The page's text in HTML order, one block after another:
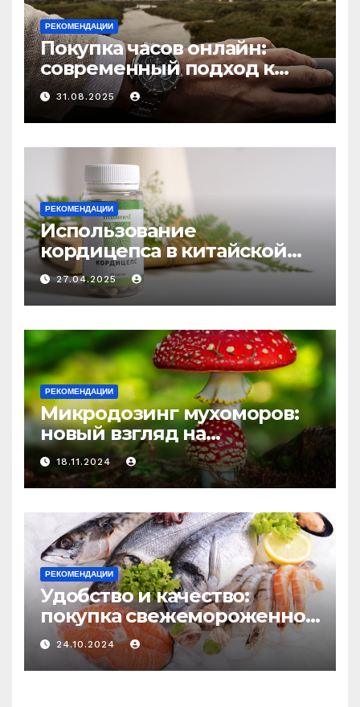
РЕКОМЕНДАЦИИ
Покупка часов онлайн:
современный подход к
выбору аксессуаров
31.08.2025
РЕКОМЕНДАЦИИ
Использование
кордицепса в китайской
медицине: природное
средство против усталости
и истощения
27.04.2025
РЕКОМЕНДАЦИИ
Микродозинг мухоморов:
новый взгляд на
психоделику
18.11.2024
РЕКОМЕНДАЦИИ
Удобство и качество:
покупка свежемороженной
рыбы онлайн
24.10.2024